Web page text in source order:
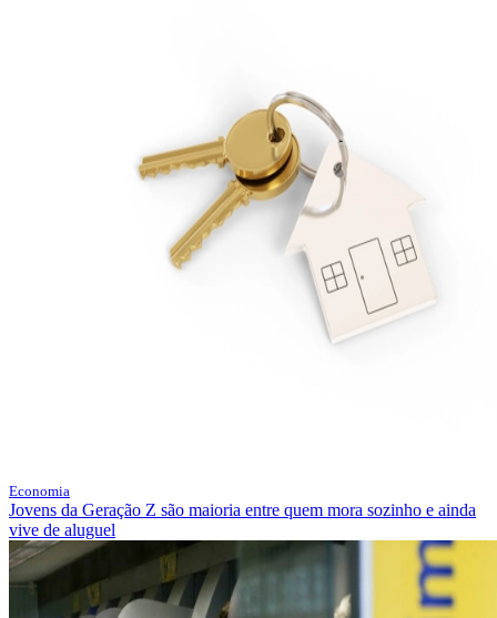
Economia
Jovens da Geração Z são maioria entre quem mora sozinho e ainda
vive de aluguel